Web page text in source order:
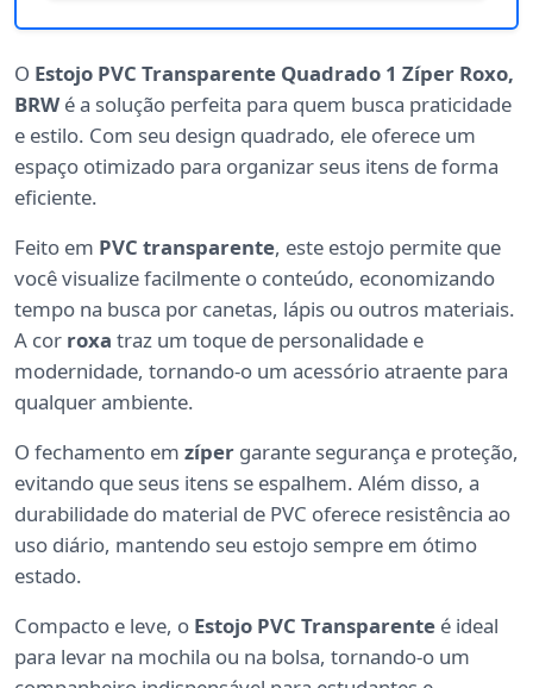
O Estojo PVC Transparente Quadrado 1 Zíper Roxo,
BRW é a solução perfeita para quem busca praticidade
e estilo. Com seu design quadrado, ele oferece um
espaço otimizado para organizar seus itens de forma
eficiente.
Feito em PVC transparente, este estojo permite que
você visualize facilmente o conteúdo, economizando
tempo na busca por canetas, lápis ou outros materiais.
A cor roxa traz um toque de personalidade e
modernidade, tornando-o um acessório atraente para
qualquer ambiente.
O fechamento em zíper garante segurança e proteção,
evitando que seus itens se espalhem. Além disso, a
durabilidade do material de PVC oferece resistência ao
uso diário, mantendo seu estojo sempre em ótimo
estado.
Compacto e leve, o Estojo PVC Transparente é ideal
para levar na mochila ou na bolsa, tornando-o um